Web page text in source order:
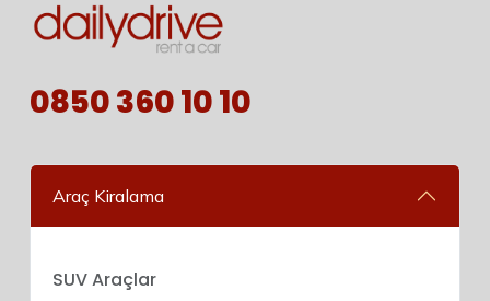
0850 360 10 10
Araç Kiralama
SUV Araçlar